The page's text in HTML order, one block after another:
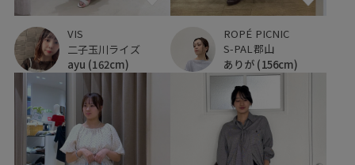
VIS
二子玉川ライズ
ayu (162cm)
ROPÉ PICNIC
S-PAL郡山
ありが (156cm)